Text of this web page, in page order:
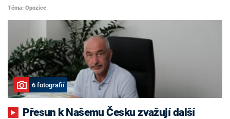
Téma: Opozice
6 fotografií